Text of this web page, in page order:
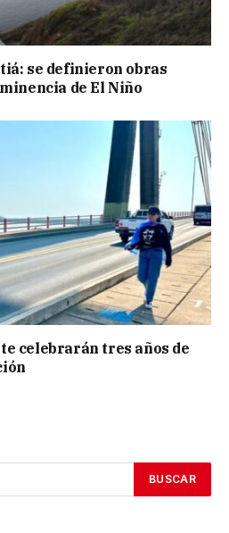
se definieron obras
de El Niño
celebrarán tres años de